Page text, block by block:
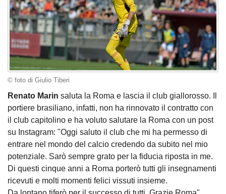
© foto di Giulio Tiberi
Renato Marin saluta la Roma e lascia il club giallorosso. Il
portiere brasiliano, infatti, non ha rinnovato il contratto con
il club capitolino e ha voluto salutare la Roma con un post
su Instagram: "Oggi saluto il club che mi ha permesso di
entrare nel mondo del calcio credendo da subito nel mio
potenziale. Sarò sempre grato per la fiducia riposta in me.
Di questi cinque anni a Roma porterò tutti gli insegnamenti
ricevuti e molti momenti felici vissuti insieme.